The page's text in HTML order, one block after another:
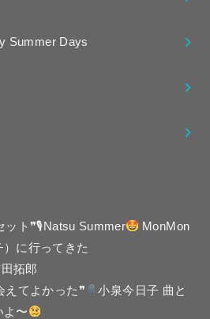
Summer Days
ット❞🎙Natsu Summer
MonMon
）に行ってきた
拓郎
えてよかった❞
小泉今日子 曲と
よ〜